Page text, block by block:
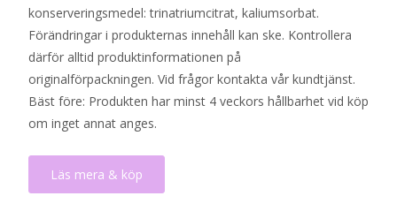
konserveringsmedel: trinatriumcitrat, kaliumsorbat.
Förändringar i produkternas innehåll kan ske. Kontrollera
därför alltid produktinformationen på
originalförpackningen. Vid frågor kontakta vår kundtjänst.
Bäst före: Produkten har minst 4 veckors hållbarhet vid köp
om inget annat anges.
Läs mera & köp